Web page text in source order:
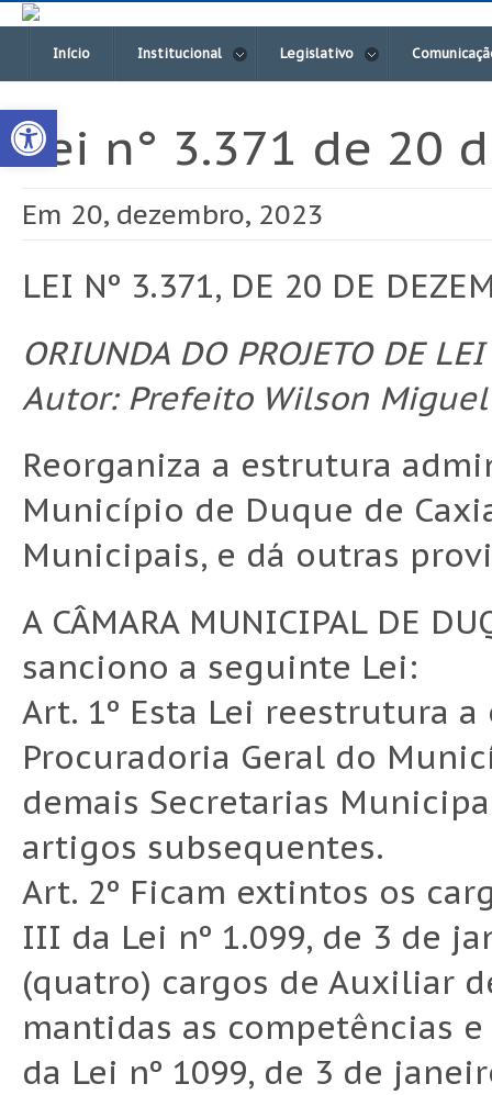
Open toolbar
Início Institucional Legislativo
Lei n° 3.371 de 20
Em 20, dezembro, 2023
LEI Nº 3.371, DE 20 DE
ORIUNDA DO PROJETO DE
Autor: Prefeito Wilson Miguel
Reorganiza a estrutura
Município de Duque de
Municipais, e dá outras
A CÂMARA MUNICIPAL DE
sanciono a seguinte Lei:
Art. 1º Esta Lei reestrutura
Procuradoria Geral do
demais Secretarias
artigos subsequentes.
Art. 2º Ficam extintos os
III da Lei nº 1.099, de 3 de
(quatro) cargos de Auxiliar
mantidas as competências
da Lei nº 1099, de 3 de